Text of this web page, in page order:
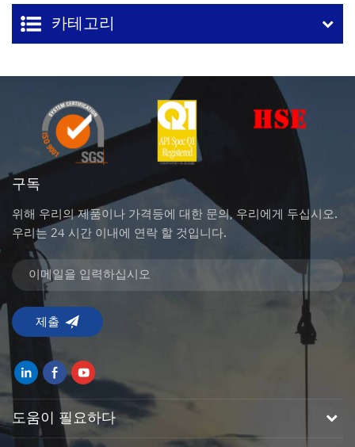
카테고리
구독
위해 우리의 제품이나 가격등에 대한 문의, 우리에게 두십시오.
우리는 24 시간 이내에 연락 할 것입니다.
도움이 필요하다